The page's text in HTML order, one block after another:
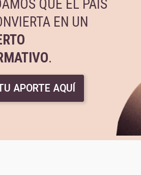
QUE EL PAÍS
EN UN
.
APORTE AQUÍ